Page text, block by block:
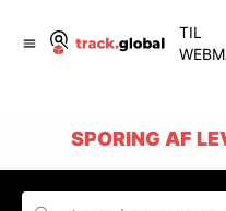
TIL
SPORING AF